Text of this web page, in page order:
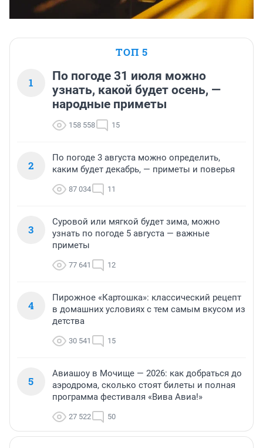
ТОП 5
1
По погоде 31 июля можно
узнать, какой будет осень, —
народные приметы
158 558 15
2
По погоде 3 августа можно определить,
каким будет декабрь, — приметы и поверья
87 034 11
3
Суровой или мягкой будет зима, можно
узнать по погоде 5 августа — важные
приметы
77 641 12
4
Пирожное «Картошка»: классический рецепт
в домашних условиях с тем самым вкусом из
детства
30 541 15
5
Авиашоу в Мочище — 2026: как добраться до
аэродрома, сколько стоят билеты и полная
программа фестиваля «Вива Авиа!»
27 522 50